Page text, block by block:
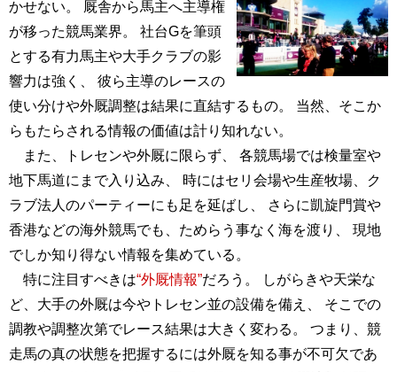
かせない。 厩舎から馬主へ主導権
が移った競馬業界。 社台Gを筆頭
とする有力馬主や大手クラブの影
響力は強く、 彼ら主導のレースの
使い分けや外厩調整は結果に直結するもの。 当然、そこか
らもたらされる情報の価値は計り知れない。
また、トレセンや外厩に限らず、 各競馬場では検量室や
地下馬道にまで入り込み、 時にはセリ会場や生産牧場、ク
ラブ法人のパーティーにも足を延ばし、 さらに凱旋門賞や
香港などの海外競馬でも、ためらう事なく海を渡り、 現地
でしか知り得ない情報を集めている。
特に注目すべきは“外厩情報”だろう。 しがらきや天栄な
ど、大手の外厩は今やトレセン並の設備を備え、 そこでの
調教や調整次第でレース結果は大きく変わる。 つまり、競
走馬の真の状態を把握するには外厩を知る事が不可欠であ